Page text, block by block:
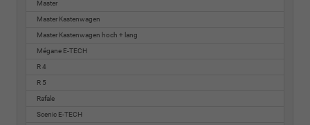
Master
Master Kastenwagen
Master Kastenwagen hoch + lang
Mégane E-TECH
R 4
R 5
Rafale
Scenic E-TECH